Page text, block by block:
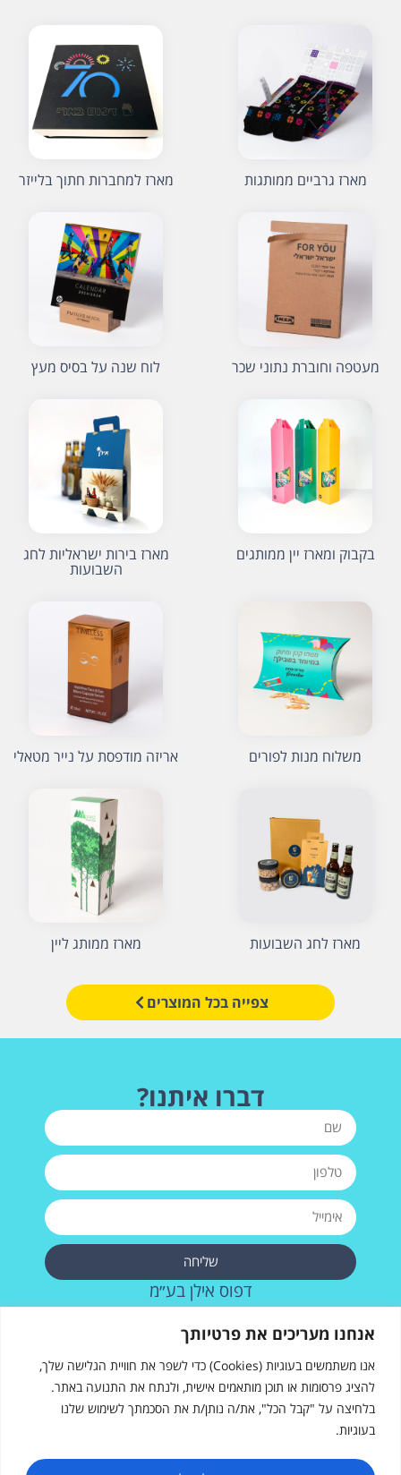
אנחנו מעריכים את פרטיותך
אנו משתמשים בעוגיות (Cookies) כדי לשפר את חוויית הגלישה שלך,
להציג פרסומות או תוכן מותאמים אישית, ולנתח את התנועה באתר.
בלחיצה על "קבל הכל", את/ה נותן/ת את הסכמתך לשימוש שלנו
בעוגיות.
מארז גרביים ממותגות מארז למחברות חתוך בלייזר
מעטפה וחוברת נתוני שכר לוח שנה על בסיס מעץ
בקבוק ומארז יין ממותגים מארז בירות ישראליות לחג
השבועות
משלוח מנות לפורים אריזה מודפסת על נייר מטאלי
מארז לחג השבועות מארז ממותג ליין
צפייה בכל המוצרים
דברו איתנו?
שליחה
דפוס אילן בע״מ
רחוב העבודה 28, אשדוד
073-2572715
דפוס אילן
רחוב העבודה 28, אשדוד